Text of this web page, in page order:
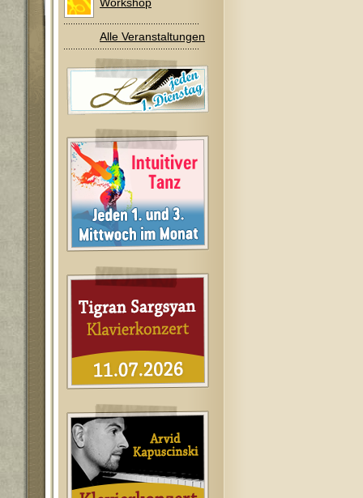
Alle Veranstaltungen